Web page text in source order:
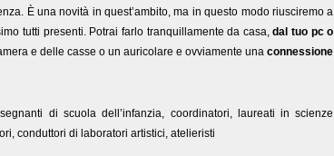
È una novità in quest’ambito, ma in questo modo riusciremo a
tutti presenti. Potrai farlo tranquillamente da casa,dal tuo pc o
e delle casse o un auricolare e ovviamente unaconnessione
di scuola dell’infanzia, coordinatori, laureati in scienze
conduttori di laboratori artistici, atelieristi